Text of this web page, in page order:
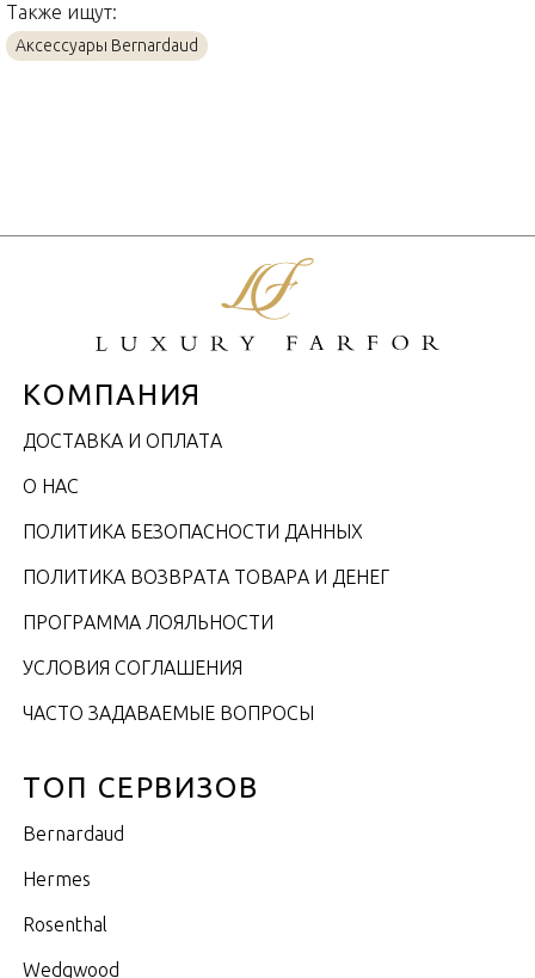
Также ищут:
Аксессуары Bernardaud
КОМПАНИЯ
ДОСТАВКА И ОПЛАТА
О НАС
ПОЛИТИКА БЕЗОПАСНОСТИ ДАННЫХ
ПОЛИТИКА ВОЗВРАТА ТОВАРА И ДЕНЕГ
ПРОГРАММА ЛОЯЛЬНОСТИ
УСЛОВИЯ СОГЛАШЕНИЯ
ЧАСТО ЗАДАВАЕМЫЕ ВОПРОСЫ
ТОП СЕРВИЗОВ
Bernardaud
Hermes
Rosenthal
Wedgwood